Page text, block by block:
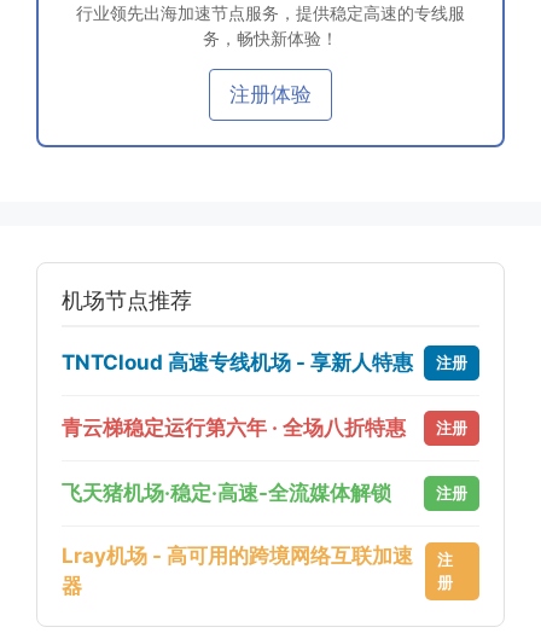
行业领先出海加速节点服务，提供稳定高速的专线服
务，畅快新体验！
注册体验
机场节点推荐
TNTCloud 高速专线机场 - 享新人特惠 注册
青云梯稳定运行第六年 · 全场八折特惠 注册
飞天猪机场·稳定·高速-全流媒体解锁 注册
Lray机场 - 高可用的跨境网络互联加速
器
注
册